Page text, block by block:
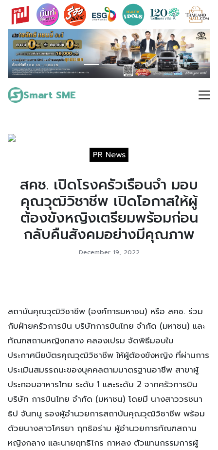
Skip
content
Smart SME
Search
for:
PR News
สคช. เปิดโรงครัวเรือนจำ มอบ
คุณวุฒิวิชาชีพ เปิดโอกาสให้ผู้
ต้องขังหญิงเตรียมพร้อมก่อน
กลับคืนสังคมอย่างมีคุณภาพ
December 19, 2022
สถาบันคุณวุฒิวิชาชีพ (องค์การมหาชน) หรือ สคช. ร่วม
กับฝ่ายครัวการบิน บริษัทการบินไทย จำกัด (มหาชน) และ
ทัณฑสถานหญิงกลาง คลองเปรม จัดพิธีมอบใบ
ประกาศนียบัตรคุณวุฒิวิชาชีพ ให้ผู้ต้องขังหญิง ที่ผ่านการ
ประเมินสมรรถนะของบุคคลตามมาตรฐานอาชีพ สาขาผู้
ประกอบอาหารไทย ระดับ 1 และระดับ 2 จากครัวการบิน
บริษัท การบินไทย จำกัด (มหาชน) โดยมี นางสาววรชนา
ธิป จันทนู รองผู้อำนวยการสถาบันคุณวุฒิวิชาชีพ พร้อม
ด้วยนางสาวโศรยา ฤทธิอร่าม ผู้อำนวยการทัณฑสถาน
หญิงกลาง และนายฤทธิไกร กาหลง ตัวแทนกรรมการผู้